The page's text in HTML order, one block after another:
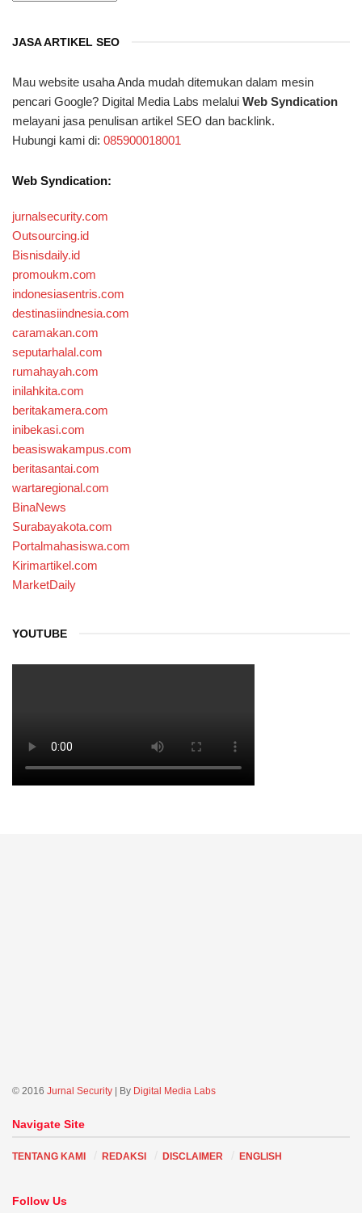
JASA ARTIKEL SEO
Mau website usaha Anda mudah ditemukan dalam mesin
pencari Google? Digital Media Labs melalui Web Syndication
melayani jasa penulisan artikel SEO dan backlink.
Hubungi kami di: 085900018001
Web Syndication:
jurnalsecurity.com
Outsourcing.id
Bisnisdaily.id
promoukm.com
indonesiasentris.com
destinasiindnesia.com
caramakan.com
seputarhalal.com
rumahayah.com
inilahkita.com
beritakamera.com
inibekasi.com
beasiswakampus.com
beritasantai.com
wartaregional.com
BinaNews
Surabayakota.com
Portalmahasiswa.com
Kirimartikel.com
MarketDaily
YOUTUBE
© 2016 Jurnal Security | By Digital Media Labs
Navigate Site
TENTANG KAMI REDAKSI DISCLAIMER ENGLISH
Follow Us